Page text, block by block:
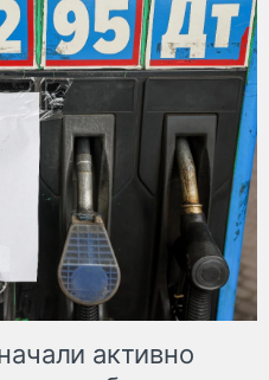
активно